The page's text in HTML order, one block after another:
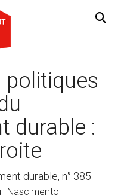
politiques
durable :
durable, n° 385
Nascimento